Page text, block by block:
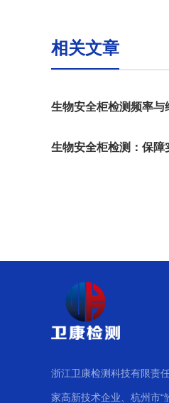
相关文章
生物安全柜检测频率与
生物安全柜检测：保
浙江卫康检测科技有限责
家高新技术企业、杭州市“